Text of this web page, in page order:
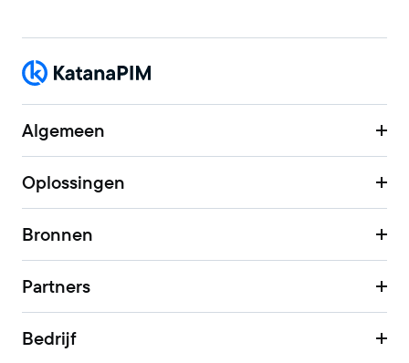
Algemeen
Oplossingen
Bronnen
Partners
Bedrijf